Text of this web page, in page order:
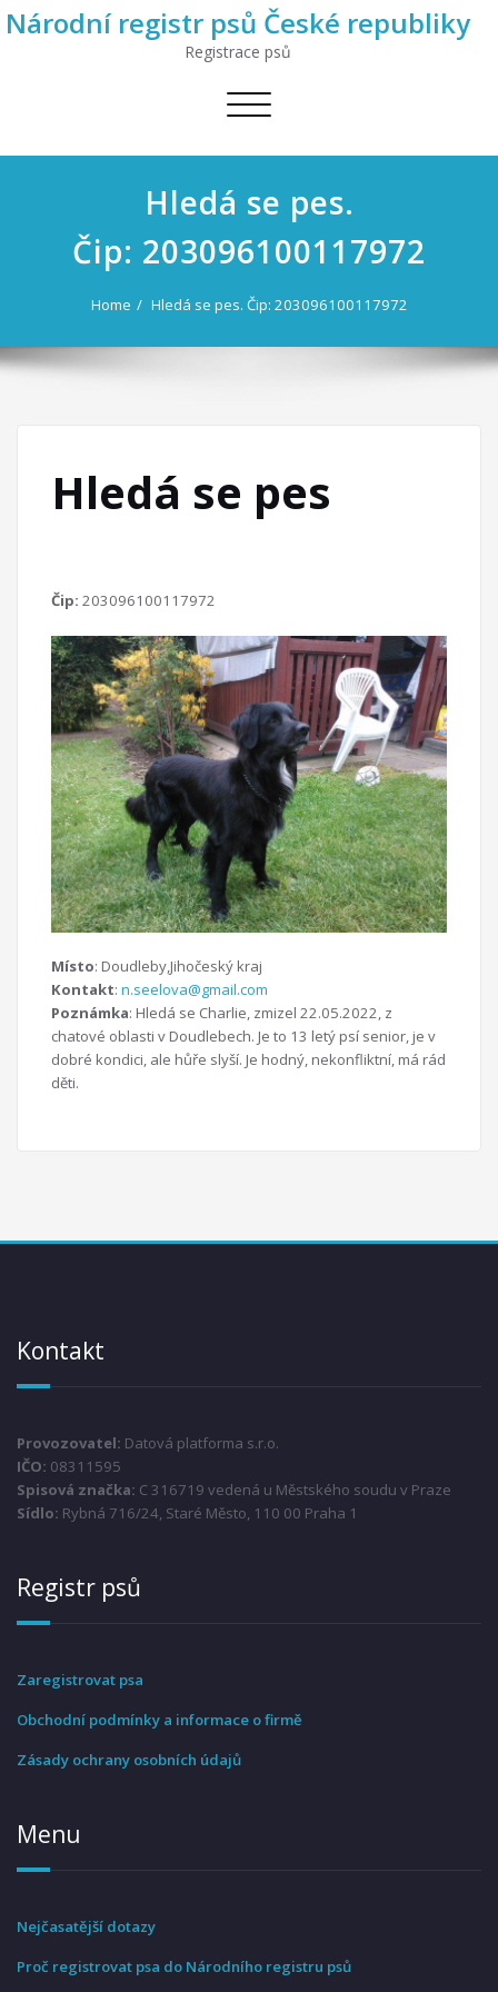
Národní registr psů České republiky
Registrace psů
Toggle
Hledá se pes.
Čip: 203096100117972
Home Hledá se pes. Čip: 203096100117972
Hledá se pes
Čip: 203096100117972
Místo: Doudleby,Jihočeský kraj
Kontakt: n.seelova@gmail.com
Poznámka: Hledá se Charlie, zmizel 22.05.2022, z
chatové oblasti v Doudlebech. Je to 13 letý psí senior, je v
dobré kondici, ale hůře slyší. Je hodný, nekonfliktní, má rád
děti.
Kontakt
Provozovatel: Datová platforma s.r.o.
IČO: 08311595
Spisová značka: C 316719 vedená u Městského soudu v Praze
Sídlo: Rybná 716/24, Staré Město, 110 00 Praha 1
Registr psů
Zaregistrovat psa
Obchodní podmínky a informace o firmě
Zásady ochrany osobních údajů
Menu
Nejčasatější dotazy
Proč registrovat psa do Národního registru psů